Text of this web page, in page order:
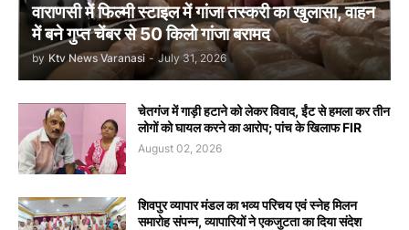
वाराणसी में फिल्मी स्टाइल में गांजा तस्करी का खुलासा, वाहन
में बने गुप्त चेंबर से 50 किलो गांजा बरामद
by Ktv News Varanasi - July 31, 2026
चेतगंज में गाड़ी हटाने को लेकर विवाद, ईंट से हमला कर तीन
लोगों को घायल करने का आरोप; पांच के खिलाफ FIR
August 02, 2026
शिवपुर व्यापार मंडल का भव्य परिचय एवं स्नेह मिलन
समारोह संपन्न, व्यापारियों ने एकजुटता का दिया संदेश